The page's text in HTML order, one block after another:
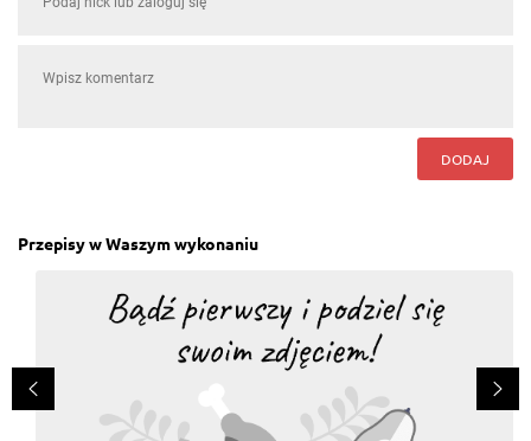
DODAJ
Przepisy w Waszym wykonaniu